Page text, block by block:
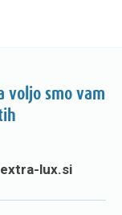
voljo smo vam
lux.si